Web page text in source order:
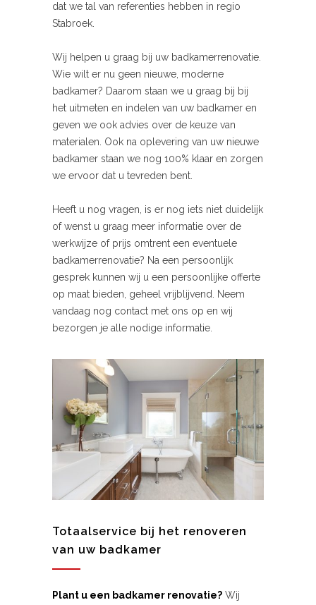
dat we tal van referenties hebben in regio
Stabroek.
Wij helpen u graag bij uw badkamerrenovatie.
Wie wilt er nu geen nieuwe, moderne
badkamer? Daarom staan we u graag bij bij
het uitmeten en indelen van uw badkamer en
geven we ook advies over de keuze van
materialen. Ook na oplevering van uw nieuwe
badkamer staan we nog 100% klaar en zorgen
we ervoor dat u tevreden bent.
Heeft u nog vragen, is er nog iets niet duidelijk
of wenst u graag meer informatie over de
werkwijze of prijs omtrent een eventuele
badkamerrenovatie? Na een persoonlijk
gesprek kunnen wij u een persoonlijke offerte
op maat bieden, geheel vrijblijvend. Neem
vandaag nog contact met ons op en wij
bezorgen je alle nodige informatie.
Totaalservice bij het renoveren
van uw badkamer
Plant u een badkamer renovatie? Wij